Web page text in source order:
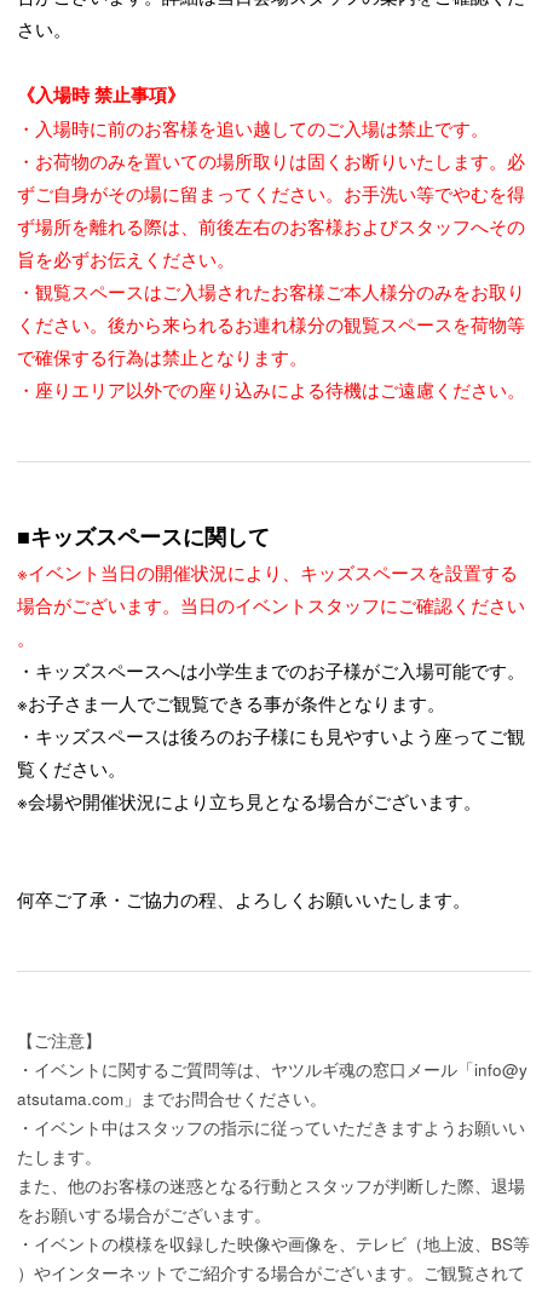
さい。
《入場時 禁止事項》
・入場時に前のお客様を追い越してのご入場は禁止です。
・お荷物のみを置いての場所取りは固くお断りいたします。必
ずご自身がその場に留まってください。お手洗い等でやむを得
ず場所を離れる際は、前後左右のお客様およびスタッフへその
旨を必ずお伝えください。
・観覧スペースはご入場されたお客様ご本人様分のみをお取り
ください。後から来られるお連れ様分の観覧スペースを荷物等
で確保する行為は禁止となります。
・座りエリア以外での座り込みによる待機はご遠慮ください。
■キッズスペースに関して
※イベント当日の開催状況により、キッズスペースを設置する
場合がございます。当日のイベントスタッフにご確認ください
。
・キッズスペースへは小学生までのお子様がご入場可能です。
※お子さま一人でご観覧できる事が条件となります。
・キッズスペースは後ろのお子様にも見やすいよう座ってご観
覧ください。
※会場や開催状況により立ち見となる場合がございます。
何卒ご了承・ご協力の程、よろしくお願いいたします。
【ご注意】
・イベントに関するご質問等は、ヤツルギ魂の窓口メール「info@y
atsutama.com」までお問合せください。
・イベント中はスタッフの指示に従っていただきますようお願いい
たします。
また、他のお客様の迷惑となる行動とスタッフが判断した際、退場
をお願いする場合がございます。
・イベントの模様を収録した映像や画像を、テレビ（地上波、BS等
）やインターネットでご紹介する場合がございます。ご観覧されて